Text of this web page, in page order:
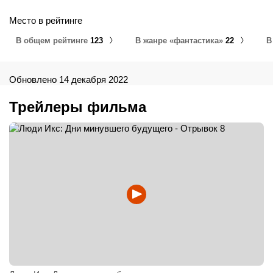
X戰警：未來昔日, Икс адамдары: Өткен болашақтың
күндері, Икс-мен: Дани будуће прошлости, Люди Ікс: Дні
минулого майбутнього, Х-Мен: Дни на отминалото бъдеще,
Место в рейтинге
В общем рейтинге 123 В жанре «фантастика» 22
Обновлено 14 декабря 2022
Трейлеры фильма